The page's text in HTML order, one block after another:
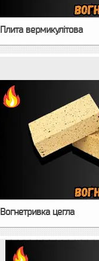
Плита вермикулітова
Вогнетривка цегла